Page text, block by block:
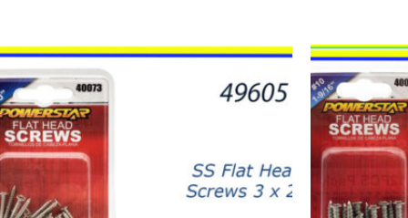
49605
-
HW-
40073
SS
Flat
Head
49608
-
HW-
40075
SS
Flat
Head